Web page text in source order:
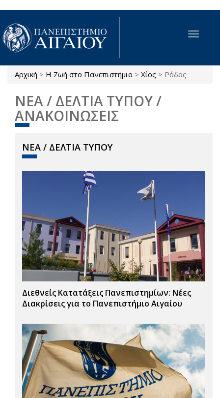
Παράκαμψη προς το κυρίως περιεχόμενο
Toggle
Είστε εδώ
Αρχική > Η Ζωή στο Πανεπιστήμιο > Χίος > Ρόδος
ΝΕΑ / ΔΕΛΤΙΑ ΤΥΠΟΥ /
ΑΝΑΚΟΙΝΩΣΕΙΣ
ΝΕΑ / ΔΕΛΤΙΑ ΤΥΠΟΥ
Διεθνείς Κατατάξεις Πανεπιστημίων: Νέες
Διακρίσεις για το Πανεπιστήμιο Αιγαίου